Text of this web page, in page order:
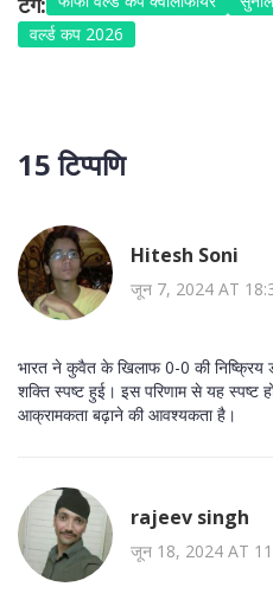
वर्ल्ड कप 2026
15 टिप्पणि
Hitesh Soni
जून 7, 2024 AT
भारत ने कुवैत के खिलाफ 0-0 की निष्क्रिय
शक्ति स्पष्ट हुई। इस परिणाम से यह स्पष्ट
आक्रामकता बढ़ाने की आवश्यकता है।
rajeev singh
जून 18, 2024 AT